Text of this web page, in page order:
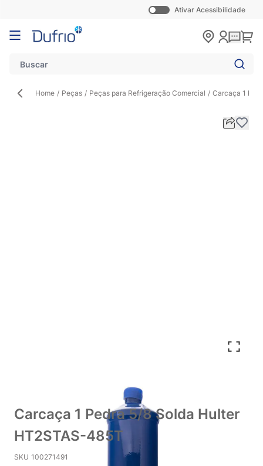
Ativar Acessibilidade
Pular para o conteúdo
Home / Peças / Peças para Refrigeração Comercial / Carcaça 1
Carcaça 1 Pedra 5/8 Solda Hulter
HT2STAS-485T
SKU 100271491